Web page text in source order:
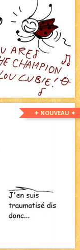
✦ NOUVEAU ✦